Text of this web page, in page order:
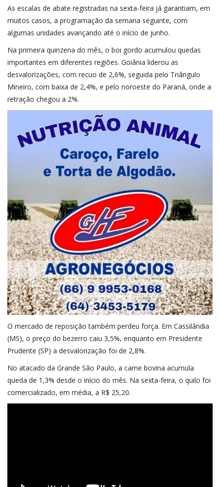
As escalas de abate registradas na sexta-feira já garantiam, em
muitos casos, a programação da semana seguinte, com
algumas unidades avançando até o início de junho.
Na primeira quinzena do mês, o boi gordo acumulou quedas
importantes em diferentes regiões. Goiânia liderou as
desvalorizações, com recuo de 2,6%, seguida pelo Triângulo
Mineiro, com baixa de 2,4%, e pelo noroeste do Paraná, onde a
retração chegou a 2%.
O mercado de reposição também perdeu força. Em Cassilândia
(MS), o preço do bezerro caiu 3,5%, enquanto em Presidente
Prudente (SP) a desvalorização foi de 2,8%.
No atacado da Grande São Paulo, a carne bovina acumula
queda de 1,3% desde o início do mês. Na sexta-feira, o quilo foi
comercializado, em média, a R$ 25,20.